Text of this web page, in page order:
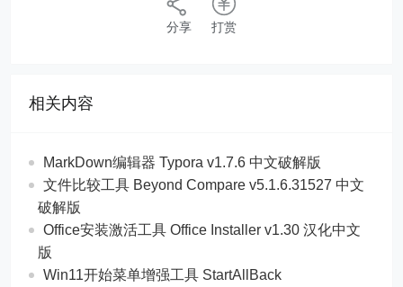
分享 打赏
相关内容
MarkDown编辑器 Typora v1.7.6 中文破解版
文件比较工具 Beyond Compare v5.1.6.31527 中文
破解版
Office安装激活工具 Office Installer v1.30 汉化中文
版
Win11开始菜单增强工具 StartAllBack